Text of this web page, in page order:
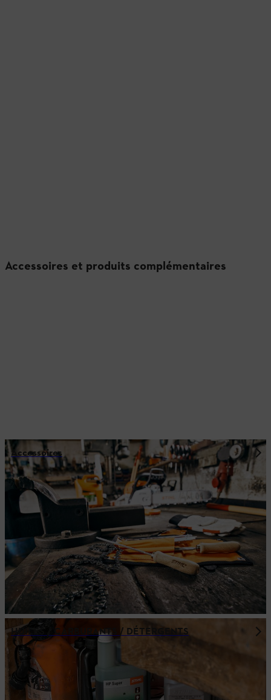
Accessoires et produits complémentaires
Accessoires
HUILES / CARBURANTS / DÉTERGENTS